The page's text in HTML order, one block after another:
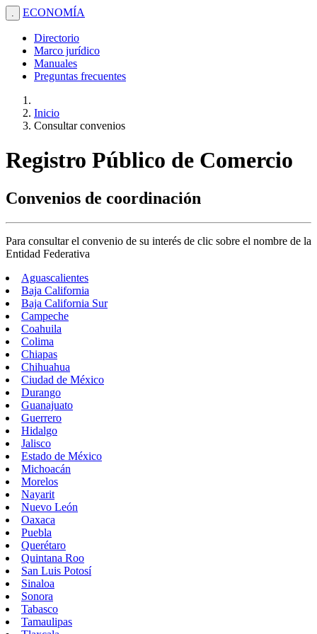
. ECONOMÍA
Directorio
Marco jurídico
Manuales
Preguntas frecuentes
Inicio
Consultar convenios
Registro Público de Comercio
Convenios de coordinación
Para consultar el convenio de su interés de clic sobre el nombre de la
Entidad Federativa
Aguascalientes
Baja California
Baja California Sur
Campeche
Coahuila
Colima
Chiapas
Chihuahua
Ciudad de México
Durango
Guanajuato
Guerrero
Hidalgo
Jalisco
Estado de México
Michoacán
Morelos
Nayarit
Nuevo León
Oaxaca
Puebla
Querétaro
Quintana Roo
San Luis Potosí
Sinaloa
Sonora
Tabasco
Tamaulipas